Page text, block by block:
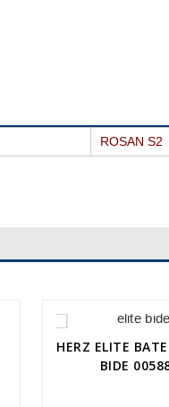
ROSAN S2
HERZ ELITE
BIDE